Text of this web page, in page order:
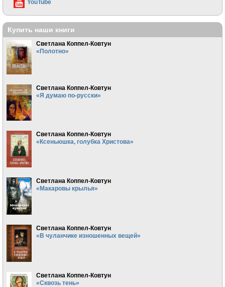
YouTube
Купить наши книги
Светлана Коппел-Ковтун
«Полотно»
Светлана Коппел-Ковтун
«Я думаю по-русски»
Светлана Коппел-Ковтун
«Ксеньюшка, голубка Христова»
Светлана Коппел-Ковтун
«Макаровы крылья»
Светлана Коппел-Ковтун
«В чуланчике изношенных вещей»
Светлана Коппел-Ковтун
«Сквозь тень»